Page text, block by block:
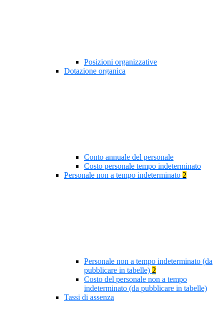
Posizioni organizzative
Dotazione organica
Conto annuale del personale
Costo personale tempo indeterminato
Personale non a tempo indeterminato 2
Personale non a tempo indeterminato (da
pubblicare in tabelle) 2
Costo del personale non a tempo
indeterminato (da pubblicare in tabelle)
Tassi di assenza